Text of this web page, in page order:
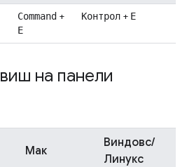
Command +
E
Контрол + Е
на панели
Мак
Виндовс/
Линукс